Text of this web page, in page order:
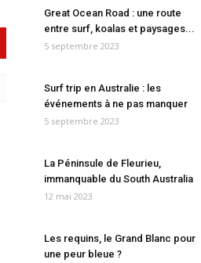
Great Ocean Road : une route
entre surf, koalas et paysages...
5 septembre 2023
Surf trip en Australie : les
événements à ne pas manquer
5 septembre 2023
La Péninsule de Fleurieu,
immanquable du South Australia
12 mai 2023
Les requins, le Grand Blanc pour
une peur bleue ?